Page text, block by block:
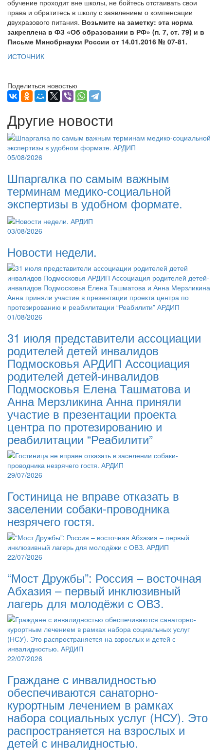
обучение проходит вне школы, не бойтесь отстаивать свои
права и обратитесь в школу с заявлением о компенсации
двухразового питания. Возьмите на заметку: эта норма
закреплена в ФЗ «Об образовании в РФ» (п. 7, ст. 79) и в
Письме Минобрнауки России от 14.01.2016 № 07-81.
ИСТОЧНИК
Поделиться новостью
Другие новости
05/08/2026
Шпаргалка по самым важным
терминам медико-социальной
экспертизы в удобном формате.
03/08/2026
Новости недели.
01/08/2026
31 июля представители ассоциации
родителей детей инвалидов
Подмосковья АРДИП Ассоциация
родителей детей-инвалидов
Подмосковья Елена Ташматова и
Анна Мерзликина Анна приняли
участие в презентации проекта
центра по протезированию и
реабилитации “Реабилити”
29/07/2026
Гостиница не вправе отказать в
заселении собаки-проводника
незрячего гостя.
22/07/2026
“Мост Дружбы”: Россия – восточная
Абхазия – первый инклюзивный
лагерь для молодёжи с ОВЗ.
22/07/2026
Граждане с инвалидностью
обеспечиваются санаторно-
курортным лечением в рамках
набора социальных услуг (НСУ). Это
распространяется на взрослых и
детей с инвалидностью.